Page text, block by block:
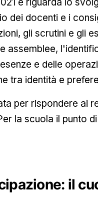
e riguarda lo
dei docenti e i
gli scrutini e gli
assemblee,
e delle
tra identità e
per rispondere ai
la scuola il punto
il